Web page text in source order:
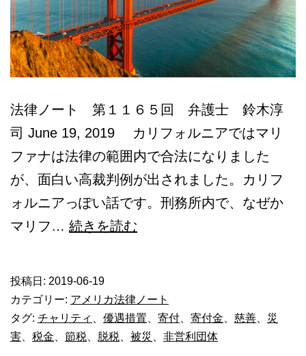
法律ノート 第１１６５回 弁護士 鈴木淳
司 June 19, 2019 カリフォルニアではマリ
ファナは法律の範囲内で合法になりました
が、面白い高裁判例が出されました。カリフ
ォルニアっぽい話です。刑務所内で、なぜか
マリフ… 続きを読む
の
使
途
投稿日: 2019-06-19
カテゴリー: アメリカ法律ノート
タグ: チャリティ 、 優遇措置、 寄付、 寄付金、 慈善、 災
害、 税金、 節税、 脱税、 被災 、 非営利団体